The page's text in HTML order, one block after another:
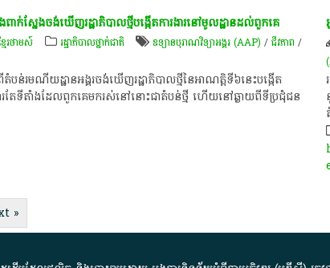
ក់​ស្នែង​ចង់​ឃើញ​រដ្ឋាភិបាល​ថ្មី​បង្កើត​ការងារ​នៅ​មូលដ្ឋាន​ដល់​ពួក​គេ​
ែរថាមស៍ រដ្ឋាភិបាលថ្នាក់ជាតិ ឧទ្យានបុរាណវិទ្យាអង្គរ (AAP) /ជីវភាព /
បន់​រមណីយដ្ឋាន​អង្គរ​ចង់​ឃើញ​រដ្ឋាភិបាល​ថ្មី​នៃ​អាណត្តិ​ទី​៦​នេះ​បង្កើត​
តែ​ទីតាំង​ដែល​ពួក​គេ​មក​រស់នៅ​នោះ​ជា​តំបន់​ថ្មី​ ហើយ​នៅ​ឆ្ងាយ​ពី​ទីប្រជុំជន​
»